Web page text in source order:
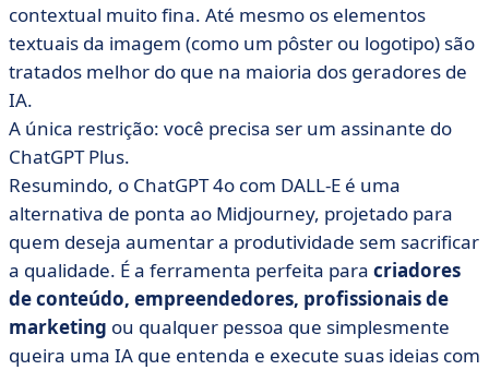
contextual muito fina. Até mesmo os elementos
textuais da imagem (como um pôster ou logotipo) são
tratados melhor do que na maioria dos geradores de
IA.
A única restrição: você precisa ser um assinante do
ChatGPT Plus.
Resumindo, o ChatGPT 4o com DALL-E é uma
alternativa de ponta ao Midjourney, projetado para
quem deseja aumentar a produtividade sem sacrificar
a qualidade. É a ferramenta perfeita para criadores
de conteúdo, empreendedores, profissionais de
marketing ou qualquer pessoa que simplesmente
queira uma IA que entenda e execute suas ideias com